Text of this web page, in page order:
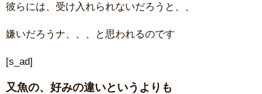
彼らには、受け入れられないだろうと、、
嫌いだろうナ、、、と思われるのです
[s_ad]
又魚の、好みの違いというよりも